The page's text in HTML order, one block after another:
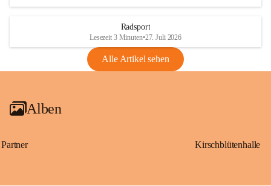
1 Seite•1,4 MB
VBl. EU Nr. 18_2026
Radsport
Lesezeit 3 Minuten•27. Juli 2026
Alle Artikel sehen
Alben
Partner Kirschblütenhalle